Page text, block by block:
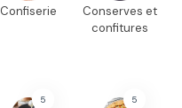
Confiserie
Conserves et
confitures
5 5